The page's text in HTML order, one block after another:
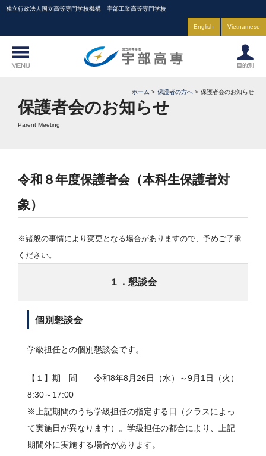
独立行政法人国立高等専門学校機構 宇部工業高等専門学校
English Vietnamese
ホーム 保護者の方へ 保護者会のお知らせ
保護者会のお知らせ
Parent Meeting
令和８年度保護者会（本科生保護者対
象）
※諸般の事情により変更となる場合がありますので、予めご了承
ください。
１．懇談会
個別懇談会
学級担任との個別懇談会です。
【１】期 間 令和8年8月26日（水）～9月1日（火）
8:30～17:00
※上記期間のうち学級担任の指定する日（クラスによっ
て実施日が異なります）。学級担任の都合により、上記
期間外に実施する場合があります。